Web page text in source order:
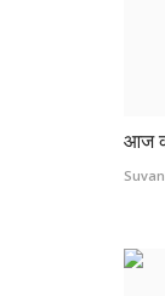
आज